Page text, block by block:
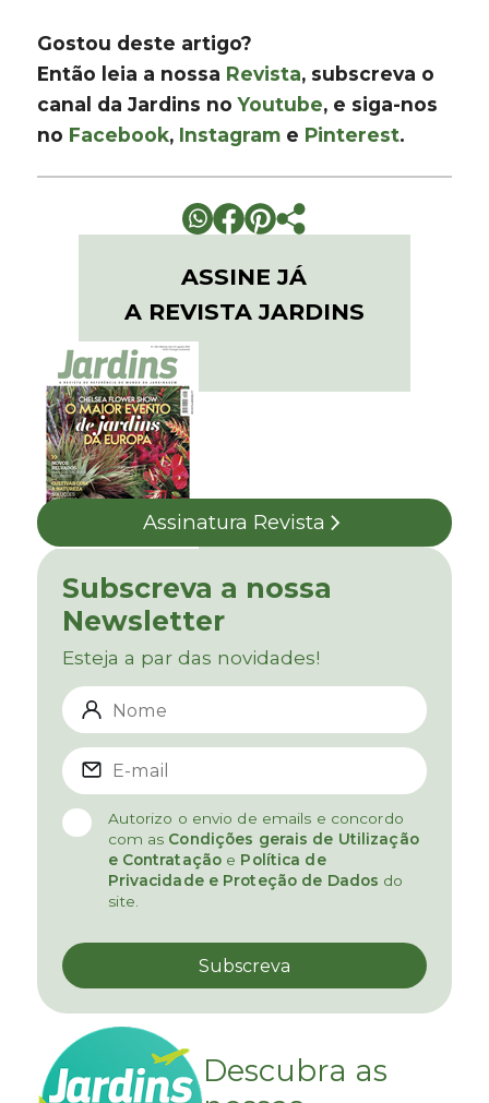
Gostou deste artigo?
Então leia a nossa Revista, subscreva o
canal da Jardins noYoutube, e siga-nos
no Facebook, Instagram e Pinterest.
ASSINE JÁ
A REVISTA JARDINS
Assinatura Revista
Subscreva a nossa
Newsletter
Esteja a par das novidades!
Autorizo o envio de emails e concordo
com as Condições gerais de Utilização
e Contratação e Política de
Privacidade e Proteção de Dados do
site.
Descubra as